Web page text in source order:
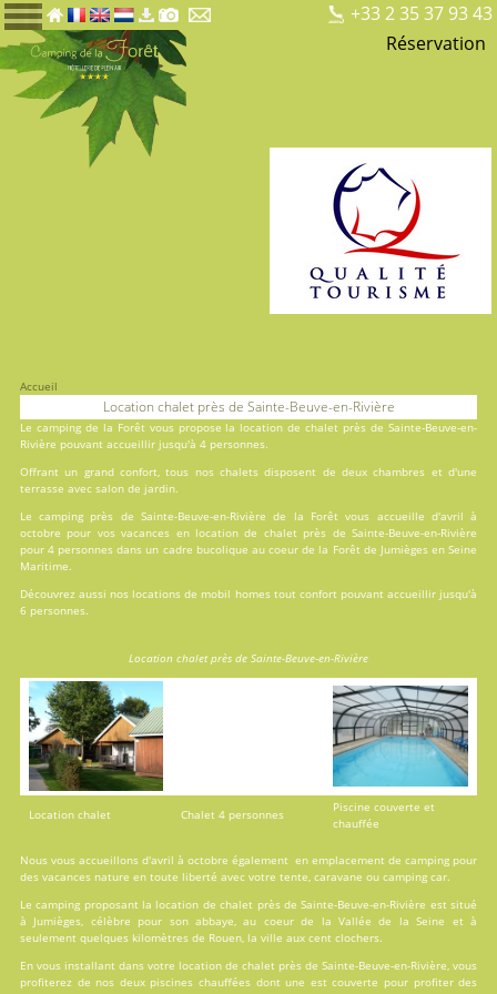
+33 2 35 37 93 43
Réservation
Accueil
Location chalet près de Sainte-Beuve-en-Rivière
Le camping de la Forêtvous propose la location de chalet près de Sainte-Beuve-en-
Rivière pouvant accueillir jusqu'à 4 personnes.
Offrant un grand confort, tous nos chalets disposent de deux chambres et d'une
terrasse avec salon de jardin.
Le camping près de Sainte-Beuve-en-Rivière de la Forêt vous accueille d'avril à
octobre pour vos vacances en location de chalet près de Sainte-Beuve-en-Rivière
pour 4 personnes dans un cadre bucolique au coeur de la Forêt de Jumièges en Seine
Maritime.
Découvrez aussi nos locations de mobil homestout confort pouvant accueillir jusqu'à
6 personnes.
Location chalet près de Sainte-Beuve-en-Rivière
Location chalet Chalet 4 personnes
Piscine couverte et
chauffée
Nous vous accueillons d'avril à octobre également en emplacement de camping pour
des vacances nature en toute liberté avec votre tente, caravane ou camping car.
Le camping proposant la location de chalet près de Sainte-Beuve-en-Rivière est situé
à Jumièges, célèbre pour son abbaye, au coeur de la Vallée de la Seine et à
seulement quelques kilomètres de Rouen, la ville aux cent clochers.
En vous installant dans votre location de chalet près de Sainte-Beuve-en-Rivière, vous
profiterez de nos deux piscines chauffées dont une est couverte pour profiter des